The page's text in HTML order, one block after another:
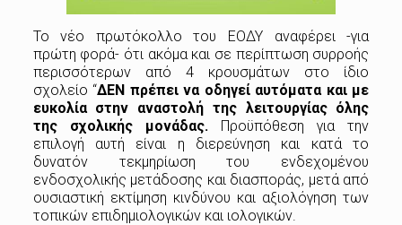
Το νέο πρωτόκολλο του ΕΟΔΥ αναφέρει -για
πρώτη φορά- ότι ακόμα και σε περίπτωση συρροής
περισσότερων από 4 κρουσμάτων στο ίδιο
σχολείο “ΔΕΝ πρέπει να οδηγεί αυτόματα και με
ευκολία στην αναστολή της λειτουργίας όλης
της σχολικής μονάδας. Προϋπόθεση για την
επιλογή αυτή είναι η διερεύνηση και κατά το
δυνατόν τεκμηρίωση του ενδεχομένου
ενδοσχολικής μετάδοσης και διασποράς, μετά από
ουσιαστική εκτίμηση κινδύνου και αξιολόγηση των
τοπικών επιδημιολογικών και ιολογικών.